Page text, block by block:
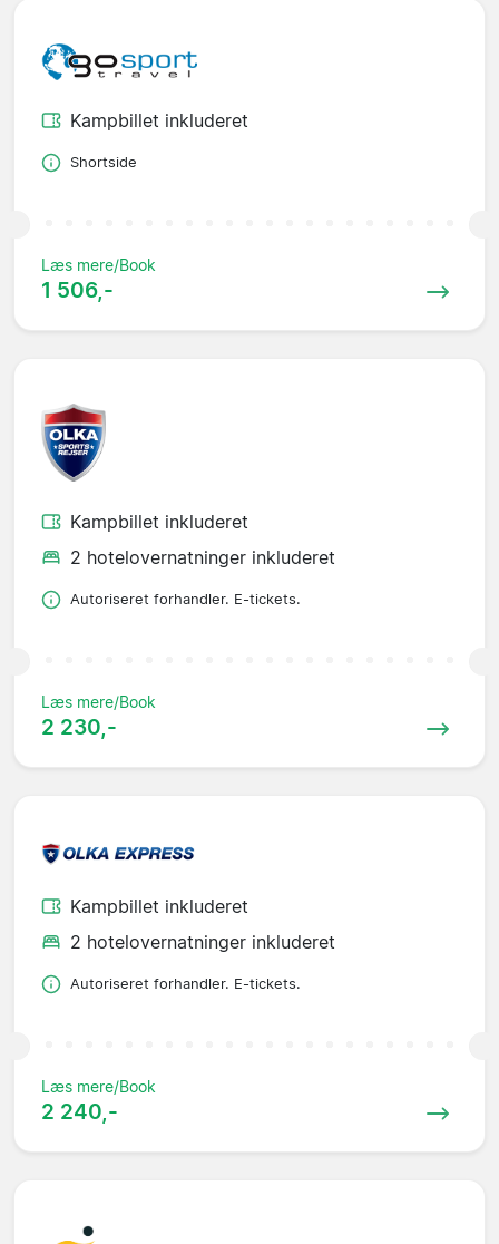
Kampbillet inkluderet
Shortside
Læs mere/Book
1 506,-
Kampbillet inkluderet
2 hotelovernatninger inkluderet
Autoriseret forhandler. E-tickets.
Læs mere/Book
2 230,-
Kampbillet inkluderet
2 hotelovernatninger inkluderet
Autoriseret forhandler. E-tickets.
Læs mere/Book
2 240,-